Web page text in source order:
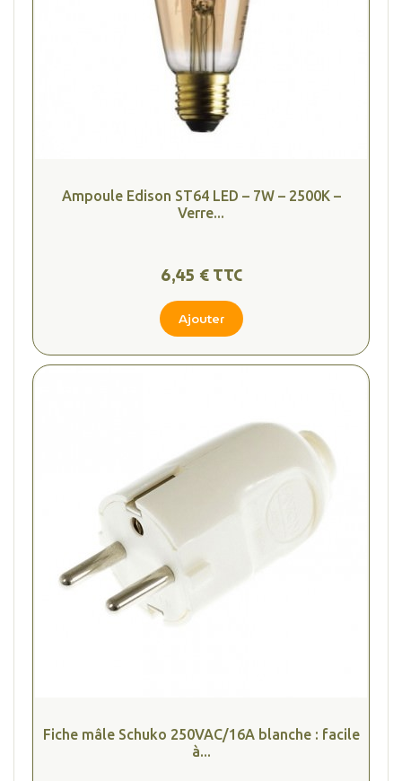
Ampoule Edison ST64 LED – 7W – 2500K –
Verre...
6,45 € TTC
Ajouter
Fiche mâle Schuko 250VAC/16A blanche : facile
à...